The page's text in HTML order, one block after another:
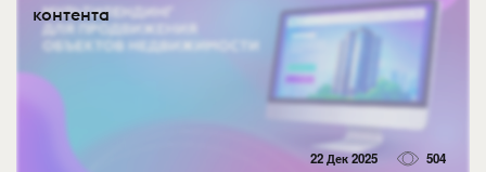
контента
22 Дек 2025 504